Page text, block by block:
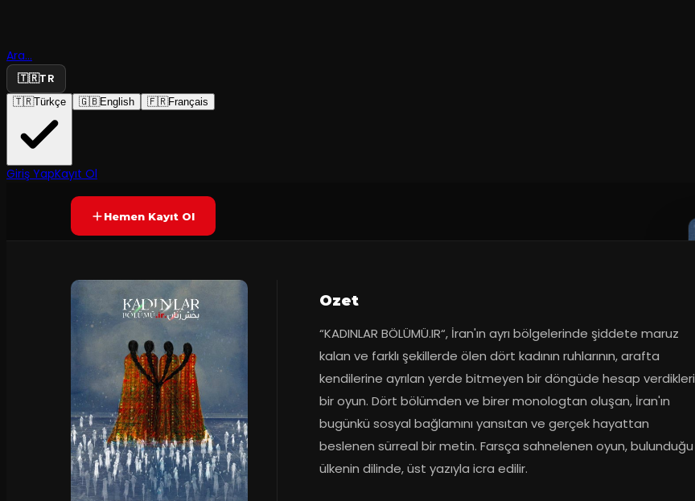
Ara...
🇹🇷TR
🇹🇷Türkçe 🇬🇧English 🇫🇷Français
Giriş YapKayıt Ol
Bölümü.IR
YAKINDA
Hemen Kayıt Ol
Ozet
“KADINLAR BÖLÜMÜ.IR“, İran'ın ayrı bölgelerinde şiddete maruz
kalan ve farklı şekillerde ölen dört kadının ruhlarının, arafta
kendilerine ayrılan yerde bitmeyen bir döngüde hesap verdikleri
bir oyun. Dört bölümden ve birer monologtan oluşan, İran'ın
bugünkü sosyal bağlamını yansıtan ve gerçek hayattan
beslenen sürreal bir metin. Farsça sahnelenen oyun, bulunduğu
ülkenin dilinde, üst yazıyla icra edilir.